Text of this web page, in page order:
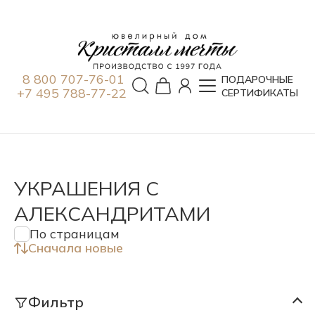
8 800 707-76-01
+7 495 788-77-22
ПОДАРОЧНЫЕ
СЕРТИФИКАТЫ
УКРАШЕНИЯ С
АЛЕКСАНДРИТАМИ
По страницам
Сначала новые
Фильтр